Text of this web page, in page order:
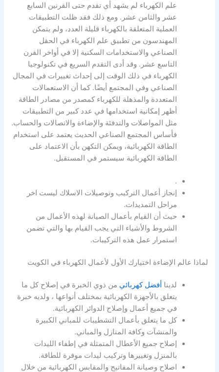
علم الكهرباء لم يشهد أي تقدم حتى القرنين السابع
عشر والثامن عشر. ومع ذلك فقد ظلت التطبيقات
العملية المتعلقة بالكهرباء قليلة العدد، ولم يتمكن
المهندسون من تطبيق علم الكهرباء في الحقل
الصناعي والاستخدامات السكنية إلا في أواخر القرن
التاسع عشر. وقد أدى التقدم السريع في تكنولوجيا
الكهرباء في ذلك الوقت إلى إحداث تغييرات في المجال
الصناعي وفي المجتمع أيضًا. كما أن الاستعمالات
المتعددة والمذهلة للكهرباء كمصدر من مصادر الطاقة
أظهر إمكانية استخدامها في عدد كبير من التطبيقات
مثل المواصلات والتدفئة والإضاءة والاتصالات والحساب.
فأساس المجتمع الصناعي الحديث يعتمد على استخدام
الطاقة الكهربائية، ويمكن التكهن بأن الاعتماد على
الطاقة الكهربائية سيستمر في المستقبل.
.
إنجاز أعمال التركيب وتوصيلات الاسلاك ليست اخر
مراحل التمديدات.
حيث أن القيام بأعمال الصيانة لهذه الأعمال من
الشروط والأشياء التي يجب القيام بها والتي تضمن
استمرار عمل هذه التركيبات.
لماذا عالم الإضاءة اختيارك الأول لأعمال الكهرباء في الكويت
لدينا أفضل كهربائي من ذوي الخبرة في إصلاح كل ما
يتعلق بالأجهزة الكهربائية بمختلف أنواعها ، ولديه خبرة
في جميع أعمال وإصلاح الدوائر الكهربائية.
كل ما يتعلق بأعمال التشطيبات للمباني الكبيرة
والمنشآت وكافة المنازل والمباني.
إصلاح جميع الأعطال المتمثلة في إطفاء الليدات
بالمنزل وتغييرها وتركيب ليدات موفرة للطاقة.
اصلاح وصيانة المفاتيح والمقابس الكهربائية من خلال